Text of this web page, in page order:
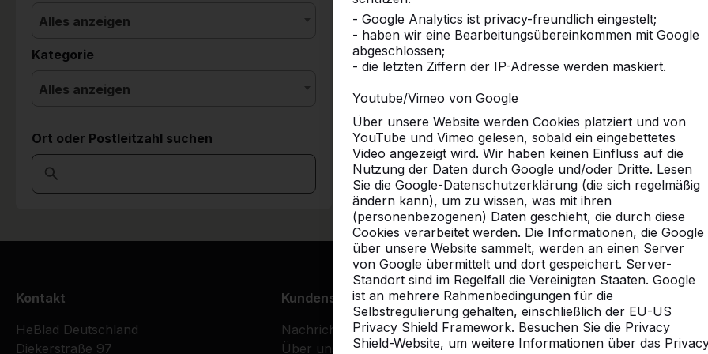
- Google Analytics ist privacy-freundlich eingestelt;
- haben wir eine Bearbeitungsübereinkommen mit Google
abgeschlossen;
- die letzten Ziffern der IP-Adresse werden maskiert.
Youtube/Vimeo von Google
Über unsere Website werden Cookies platziert und von
YouTube und Vimeo gelesen, sobald ein eingebettetes
Video angezeigt wird. Wir haben keinen Einfluss auf die
Nutzung der Daten durch Google und/oder Dritte. Lesen
Sie die Google-Datenschutzerklärung (die sich regelmäßig
ändern kann), um zu wissen, was mit ihren
(personenbezogenen) Daten geschieht, die durch diese
Cookies verarbeitet werden. Die Informationen, die Google
über unsere Website sammelt, werden an einen Server
von Google übermittelt und dort gespeichert. Server-
Standort sind im Regelfall die Vereinigten Staaten. Google
ist an mehrere Rahmenbedingungen für die
Selbstregulierung gehalten, einschließlich der EU-US
Privacy Shield Framework. Besuchen Sie die Privacy
Shield-Website, um weitere Informationen über das
Alles anzeigen
Kategorie
Alles anzeigen
Ort oder Postleitzahl suchen
Kontakt
HeBlad Deutschland
Diekerstraße 97
Kundenservice
Nachrichten
Über uns
Kategorien
Tischtennistische
Fußvolleyball